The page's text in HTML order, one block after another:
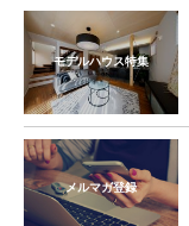
モデルハウス特集
メルマガ登録